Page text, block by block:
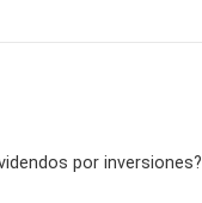
por inversiones?